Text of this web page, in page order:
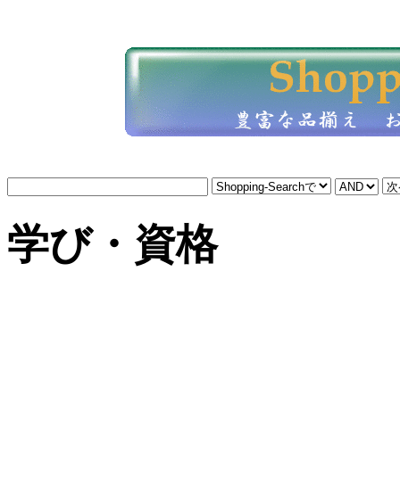
学び・資格